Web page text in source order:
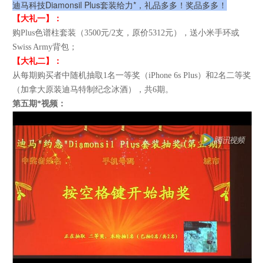
迪马科技Diamonsil Plus套装给力*，礼品多多！奖品多多！
【大礼一】：
购Plus色谱柱套装（3500元/2支，原价5312元），送小米手环或
Swiss Army背包；
【大礼二】：
从每期购买者中随机抽取1名一等奖（iPhone 6s Plus）和2名二等奖
（加拿大原装迪马特制纪念冰酒），共6期。
第五期*视频：